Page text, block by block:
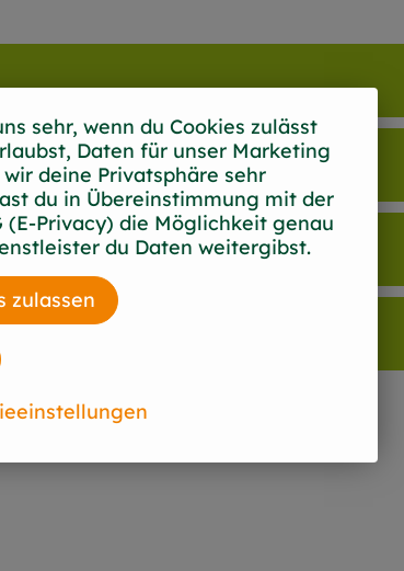
sehr, wenn du Cookies zulässt
Daten für unser Marketing
deine Privatsphäre sehr
du in Übereinstimmung mit der
(E-Privacy) die Möglichkeit genau
du Daten weitergibst.
zulassen